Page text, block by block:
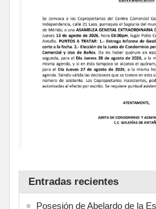
Entradas recientes
Posesión de Abelardo de la